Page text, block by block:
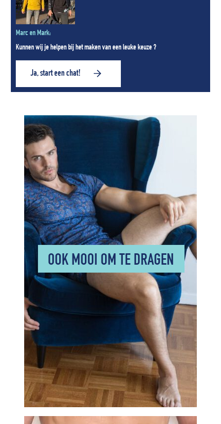
Marc en Mark:
Kunnen wij je helpen bij het maken van een leuke keuze ?
Ja, start een chat!
OOK MOOI OM TE DRAGEN